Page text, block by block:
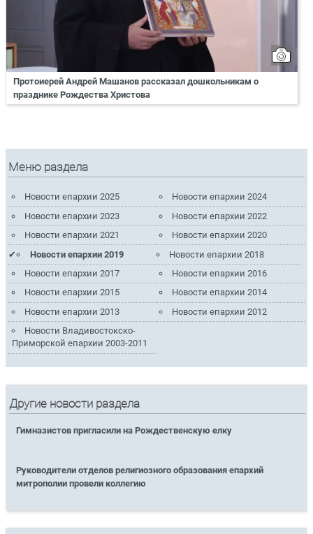
Протоиерей Андрей Машанов рассказал дошкольникам о
празднике Рождества Христова
Меню раздела
Новости епархии 2025
Новости епархии 2024
Новости епархии 2023
Новости епархии 2022
Новости епархии 2021
Новости епархии 2020
Новости епархии 2019
Новости епархии 2018
Новости епархии 2017
Новости епархии 2016
Новости епархии 2015
Новости епархии 2014
Новости епархии 2013
Новости епархии 2012
Новости Владивостокско-
Приморской епархии 2003-2011
Другие новости раздела
Гимназистов пригласили на Рождественскую елку
Руководители отделов религиозного образования епархий
митрополии провели коллегию